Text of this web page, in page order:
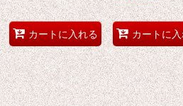
カートに入れる カートに